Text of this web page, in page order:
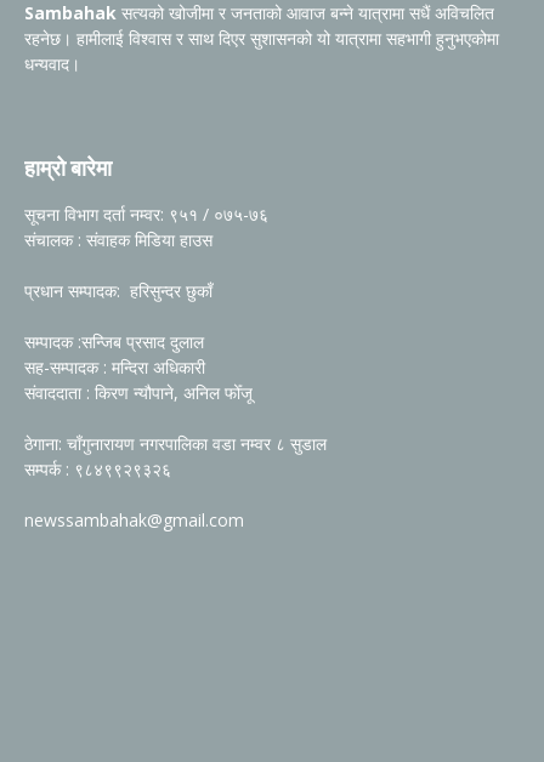
Sambahak सत्यको खोजीमा र जनताको आवाज बन्ने यात्रामा सधैं अविचलित
रहनेछ। हामीलाई विश्वास र साथ दिएर सुशासनको यो यात्रामा सहभागी हुनुभएकोमा
धन्यवाद।
हाम्रो बारेमा
सूचना विभाग दर्ता नम्वर: ९५१ / ०७५-७६
संचालक : संवाहक मिडिया हाउस
प्रधान सम्पादक: हरिसुन्दर छुकाँ
सम्पादक :सन्जिब प्रसाद दुलाल
सह-सम्पादक : मन्दिरा अधिकारी
संवाददाता : किरण न्यौपाने, अनिल फोँजू
ठेगाना: चाँगुनारायण नगरपालिका वडा नम्वर ८ सुडाल
सम्पर्क : ९८४९९२९३२६
newssambahak@gmail.com